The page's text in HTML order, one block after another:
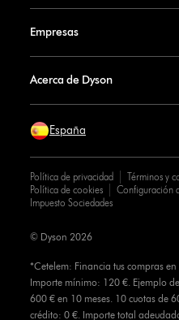
Empresas
Acerca de Dyson
España
Política de privacidad
Términos y
Política de cookies
Configuración
Impuesto Sociedades
*Cetelem: Financia tus compras en
Importe mínimo: 120 €. Ejemplo
600 € en 10 meses. 10 cuotas de
crédito: 0 €. Importe total
© Dyson 2026